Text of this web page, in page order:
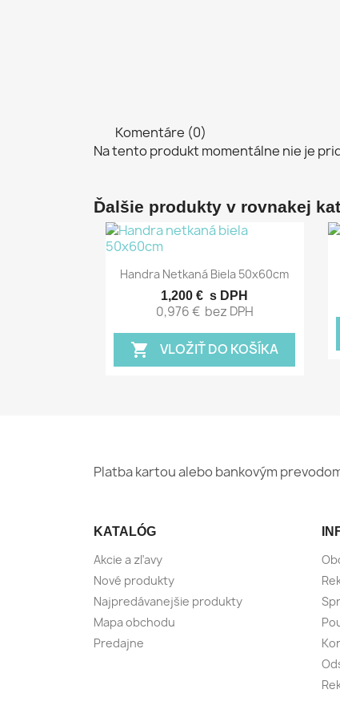
Komentáre (0)
Na tento produkt momentálne nie je
Ďalšie produkty v rovnakej
Rýchly náhľad
Handra Netkaná Biela 50x60cm
1,200 € s DPH
0,976 € bez DPH
shopping_cart VLOŽIŤ DO KOŠÍKA
Platba kartou alebo bankovým
KATALÓG
Akcie a zľavy
Nové produkty
Najpredávanejšie produkty
Mapa obchodu
Predajne